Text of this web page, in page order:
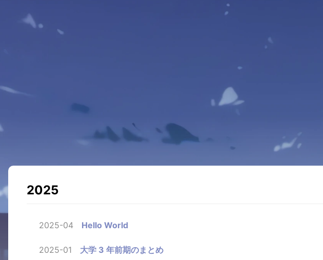
2025
2025-04 Hello World
2025-01 大学 3 年前期のまとめ